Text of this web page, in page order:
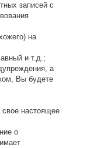
записей с
на
и т.д.;
а
Вы будете
свое настоящее
о